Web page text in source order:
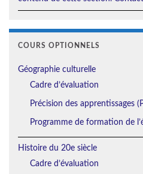
COURS OPTIONNELS
Géographie culturelle
Cadre d’évaluation
Précision des apprentissages
Programme de formation de
Histoire du 20e siècle
Cadre d’évaluation